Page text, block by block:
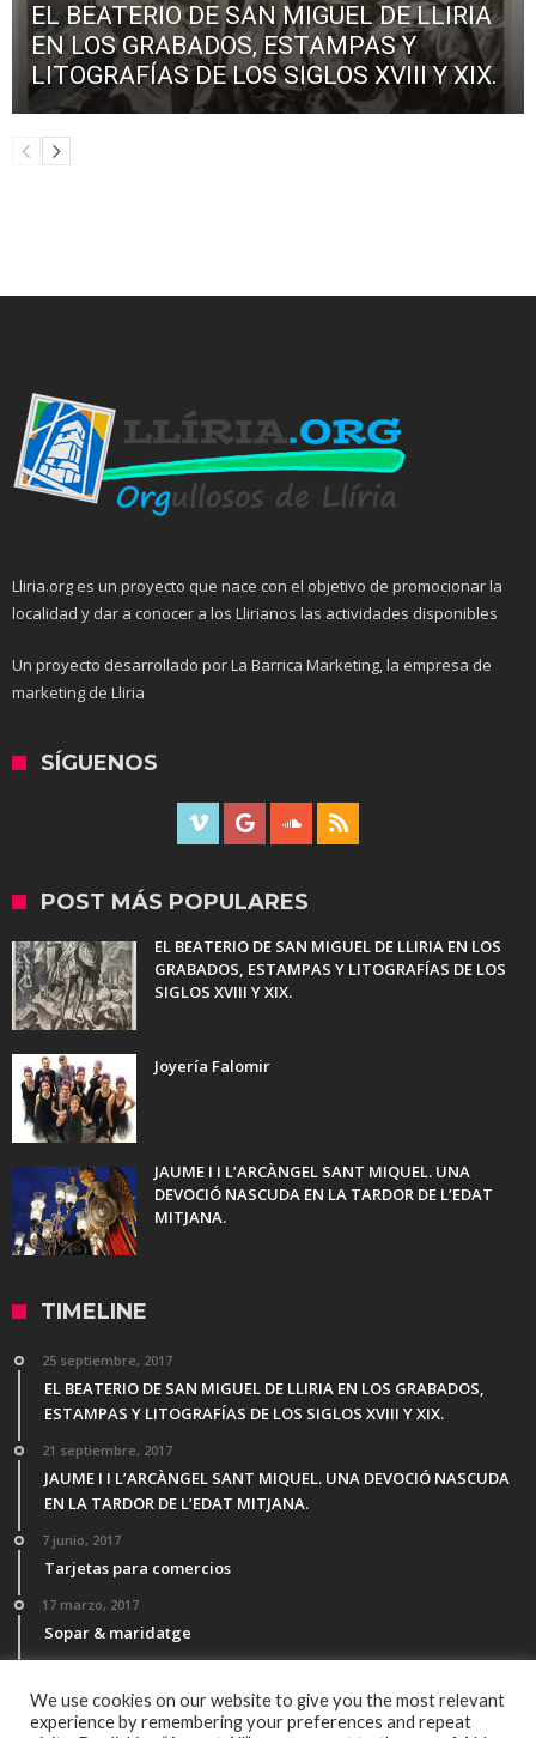
EL BEATERIO DE SAN MIGUEL DE LLIRIA
EN LOS GRABADOS, ESTAMPAS Y
LITOGRAFÍAS DE LOS SIGLOS XVIII Y XIX.
Lliria.org es un proyecto que nace con el objetivo de promocionar la
localidad y dar a conocer a los Llirianos las actividades disponibles
Un proyecto desarrollado por La Barrica Marketing, la empresa de
marketing de Lliria
SÍGUENOS
POST MÁS POPULARES
EL BEATERIO DE SAN MIGUEL DE LLIRIA EN LOS
GRABADOS, ESTAMPAS Y LITOGRAFÍAS DE LOS
SIGLOS XVIII Y XIX.
Joyería Falomir
JAUME I I L’ARCÀNGEL SANT MIQUEL. UNA
DEVOCIÓ NASCUDA EN LA TARDOR DE L’EDAT
MITJANA.
TIMELINE
25 septiembre, 2017
EL BEATERIO DE SAN MIGUEL DE LLIRIA EN LOS GRABADOS,
ESTAMPAS Y LITOGRAFÍAS DE LOS SIGLOS XVIII Y XIX.
21 septiembre, 2017
JAUME I I L’ARCÀNGEL SANT MIQUEL. UNA DEVOCIÓ NASCUDA
EN LA TARDOR DE L’EDAT MITJANA.
7 junio, 2017
Tarjetas para comercios
17 marzo, 2017
Sopar & maridatge
Menú Desgutación Segle XXI
We use cookies on our website to give you the most relevant
experience by remembering your preferences and repeat